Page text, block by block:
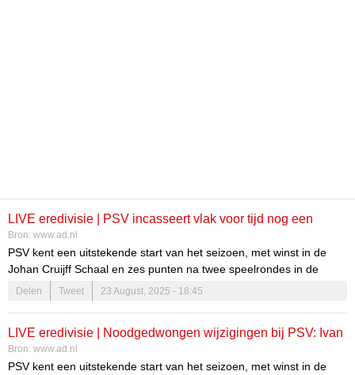
LIVE eredivisie | PSV incasseert vlak voor tijd nog een
tegentreffer: Mats Seuntjens schiet vrije trap binnen
Bron: www.ad.nl
PSV kent een uitstekende start van het seizoen, met winst in de
Johan Cruijff Schaal en zes punten na twee speelrondes in de
eredivisie. De Eindhovenaren vervolgen de competitie vanavond
met een thuiswedstrijd tegen FC Groningen, dat vorige week won
liveblog.
Delen Tweet 23 August, 2025 - 18:45
LIVE eredivisie | Noodgedwongen wijzigingen bij PSV: Ivan
Perisic in de spits, aanwinst Dennis Man debuteert tegen FC
Bron: www.ad.nl
PSV kent een uitstekende start van het seizoen, met winst in de